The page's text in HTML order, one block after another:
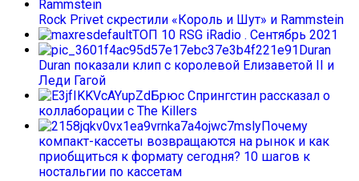
Rock Privet скрестили «Король и Шут» и Rammstein
ТОП 10 RSG iRadio . Сентябрь 2021
Duran
Duran показали клип с королевой Елизаветой II и
Леди Гагой
Брюс Спрингстин рассказал о
коллаборации с The Killers
Почему
компакт-кассеты возвращаются на рынок и как
приобщиться к формату сегодня? 10 шагов к
ностальгии по кассетам